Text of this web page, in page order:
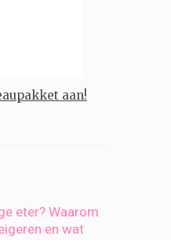
aan!
eter? Waarom
en wat